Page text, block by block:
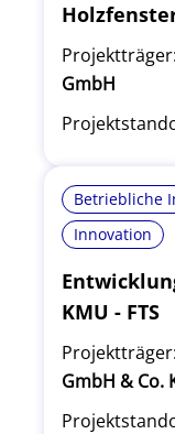
Projektträger:
GmbH
Betriebliche
Innovation
KMU - FTS
Projektträger:
GmbH & Co.